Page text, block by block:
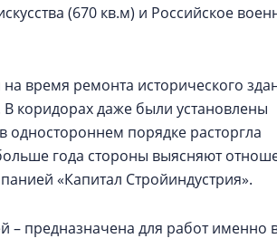
(670 кв.м) и Российское
время ремонта исторического
коридорах даже были установлены
порядке расторгла
года стороны выясняют
«Капитал Стройиндустрия».
– предназначена для работ именно